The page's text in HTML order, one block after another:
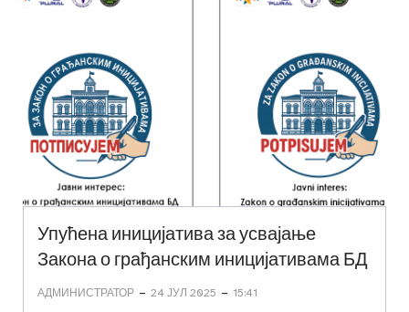
Упућена иницијатива за усвајање
Закона о грађанским иницијативама БД
АДМИНИСТРАТОР - 24 ЈУЛ 2025 - 15:41